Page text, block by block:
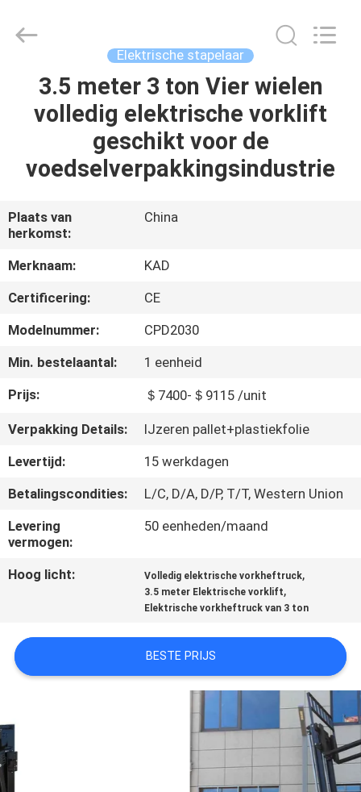
HUIS
PRODUCTEN
ONGEVEER
ONS
FABRIEKSREIS
KWALITEITSCONTROLE
CONTACTEER
ONS
NIEUWS
VERZOEK
OM EEN
SITEMAP
POLICY
Co.,Ltd.
Elektrische stapelaar
3.5 meter 3 ton Vier wielen
volledig elektrische vorklift
geschikt voor de
voedselverpakkingsindustrie
Plaats van
herkomst:
China
Merknaam:
KAD
Certificering:
CE
Modelnummer:
CPD2030
Min. bestelaantal:
1 eenheid
Prijs:
＄7400-＄9115 /unit
Verpakking Details:
IJzeren pallet+plastiekfolie
Levertijd:
15 werkdagen
Betalingscondities:
L/C, D/A, D/P, T/T, Western Union
Levering
vermogen:
50 eenheden/maand
Hoog licht: Volledig elektrische vorkheftruck,
3.5 meter Elektrische vorklift,
Elektrische vorkheftruck van 3 ton
BESTE PRIJS